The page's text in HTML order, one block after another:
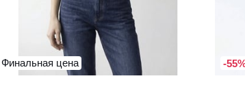
Финальная цена -